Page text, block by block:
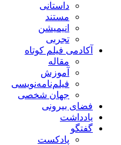
داستانی
مستند
انیمیشن
تجربی
آکادمی فیلم کوتاه
مقاله
آموزش
فیلم‌نامه‌نویسی
جهان شخصی
فضای بیرونی
یادداشت
گفتگو
پادکست